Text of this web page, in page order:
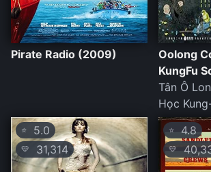
Pirate Radio (2009)
Oolong
KungFu
Tân Ô
Học
⭐ 5.0
💛 31,314
⭐ 4.8
💛